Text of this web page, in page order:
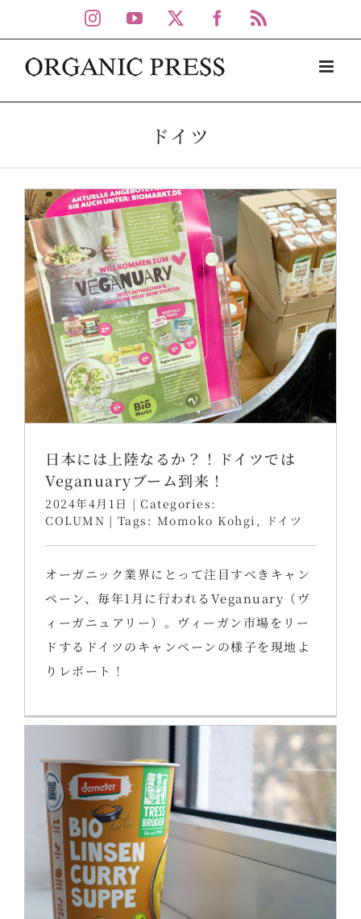
to
content
Instagram
YouTube Facebook
ドイツ
日本には上陸なるか？！ドイツでは
Veganuaryブーム到来！
2024年4月1日 | Categories:
COLUMN | Tags: Momoko Kohgi , ドイツ
オーガニック業界にとって注目すべきキャン
ペーン、毎年1月に行われるVeganuary（ヴ
ィーガニュアリー）。ヴィーガン市場をリー
ドするドイツのキャンペーンの様子を現地よ
りレポート！